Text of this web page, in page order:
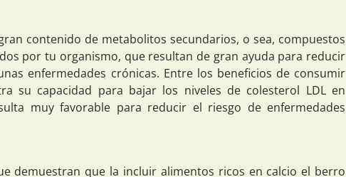
contenido de metabolitos secundarios, o sea, compuestos
por tu organismo, que resultan de gran ayuda para reducir
enfermedades crónicas. Entre los beneficios de consumir
su capacidad para bajar los niveles de colesterol LDL en
muy favorable para reducir el riesgo de enfermedades
demuestran que la incluir alimentos ricos en calcio el berro